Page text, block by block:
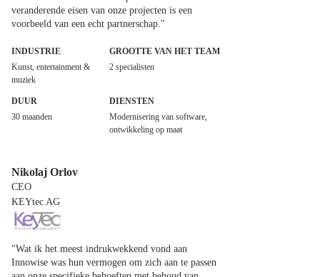
veranderende eisen van onze projecten is een
voorbeeld van een echt partnerschap."
INDUSTRIE
Kunst, entertainment &
muziek
GROOTTE VAN HET TEAM
2 specialisten
DUUR
30 maanden
DIENSTEN
Modernisering van software,
ontwikkeling op maat
Nikolaj Orlov
CEO
KEYtec AG
"Wat ik het meest indrukwekkend vond aan
Innowise was hun vermogen om zich aan te passen